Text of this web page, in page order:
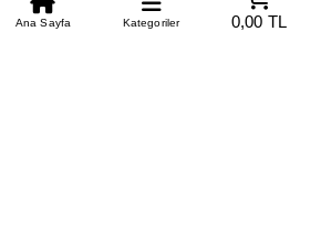
0850 305 09 70
Beden Tablosu Banka Hesapları
Ana Sayfa Kategoriler 0,00 TL